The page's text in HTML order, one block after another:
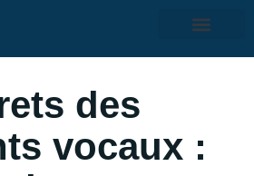
des
vocaux :